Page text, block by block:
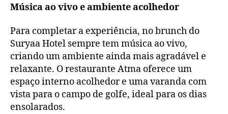
Música ao vivo e ambiente acolhedor
Para completar a experiência, no brunch do
Suryaa Hotel sempre tem música ao vivo,
criando um ambiente ainda mais agradável e
relaxante. O restaurante Atma oferece um
espaço interno acolhedor e uma varanda com
vista para o campo de golfe, ideal para os dias
ensolarados.